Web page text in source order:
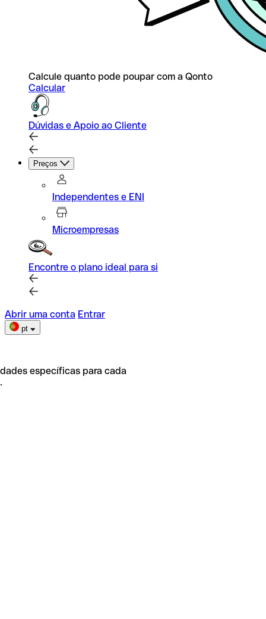
Calcule quanto pode poupar com a Qonto
Calcular
Dúvidas e Apoio ao Cliente
Preços
Independentes e ENI
Microempresas
Encontre o plano ideal para si
Abrir uma conta Entrar
pt
específicas para cada